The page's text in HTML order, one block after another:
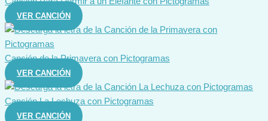
VER CANCIÓN
Canción de la Primavera con Pictogramas
VER CANCIÓN
Canción La Lechuza con Pictogramas
VER CANCIÓN